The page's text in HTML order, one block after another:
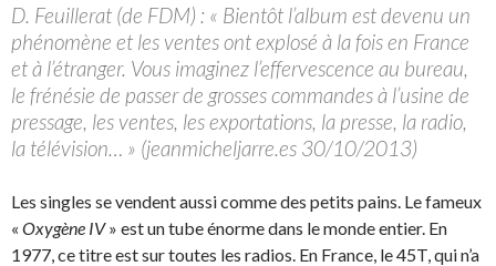
D. Feuillerat (de FDM) : « Bientôt l’album est devenu un
phénomène et les ventes ont explosé à la fois en France
et à l’étranger. Vous imaginez l’effervescence au bureau,
le frénésie de passer de grosses commandes à l’usine de
pressage, les ventes, les exportations, la presse, la radio,
la télévision… » (jeanmicheljarre.es 30/10/2013)
Les singles se vendent aussi comme des petits pains. Le fameux
« Oxygène IV» est un tube énorme dans le monde entier. En
1977, ce titre est sur toutes les radios. En France, le 45T, qui n’a